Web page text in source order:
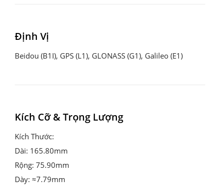
Định Vị
Beidou (B1I), GPS (L1), GLONASS (G1), Galileo (E1)
Kích Cỡ & Trọng Lượng
Kích Thước:
Dài: 165.80mm
Rộng: 75.90mm
Dày: ≈7.79mm